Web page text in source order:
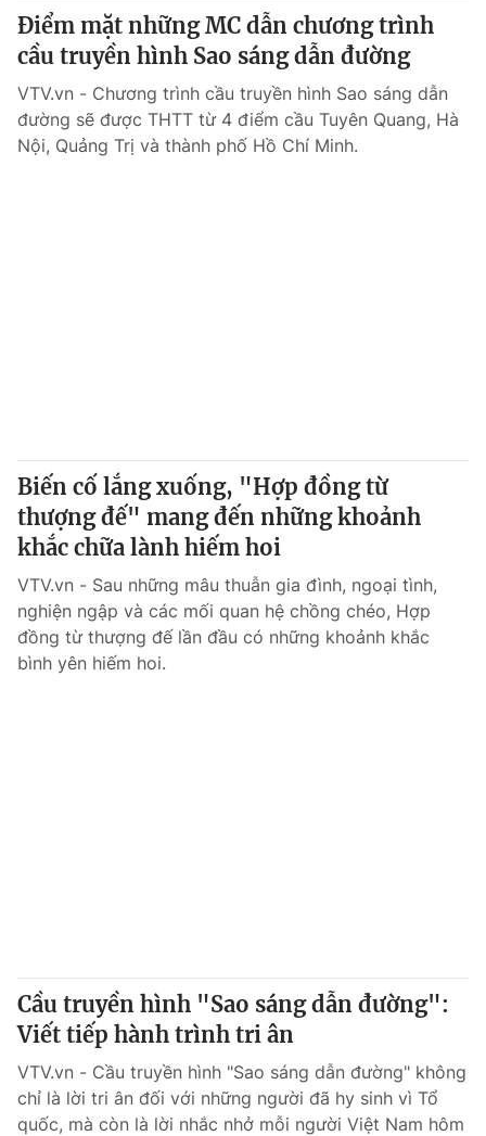
Điểm mặt những MC dẫn chương trình
cầu truyền hình Sao sáng dẫn đường
VTV.vn - Chương trình cầu truyền hình Sao sáng dẫn
đường sẽ được THTT từ 4 điểm cầu Tuyên Quang, Hà
Nội, Quảng Trị và thành phố Hồ Chí Minh.
Biến cố lắng xuống, "Hợp đồng từ
thượng đế" mang đến những khoảnh
khắc chữa lành hiếm hoi
VTV.vn - Sau những mâu thuẫn gia đình, ngoại tình,
nghiện ngập và các mối quan hệ chồng chéo, Hợp
đồng từ thượng đế lần đầu có những khoảnh khắc
bình yên hiếm hoi.
Cầu truyền hình "Sao sáng dẫn đường":
Viết tiếp hành trình tri ân
VTV.vn - Cầu truyền hình "Sao sáng dẫn đường" không
chỉ là lời tri ân đối với những người đã hy sinh vì Tổ
quốc, mà còn là lời nhắc nhở mỗi người Việt Nam hôm